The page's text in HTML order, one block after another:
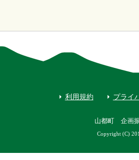
利用規約 プライ
山都町 企画
Copyright (C)